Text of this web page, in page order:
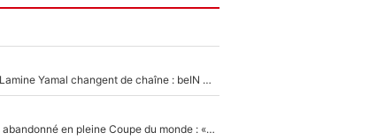
Kylian Mbappé et Lamine Yamal changent de chaîne : beIN SPORTS ne digère pas cette décision historique et prédit un fiasco pour la Liga
Didier Deschamps abandonné en pleine Coupe du monde : «La FFF était déjà passée à Zinedine Zidane»